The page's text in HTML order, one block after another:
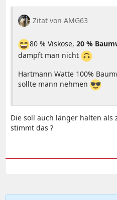
Zitat von AMG63
80 % Viskose, 20 %
dampft man nicht
Hartmann Watte 100%
sollte mann nehmen
Die soll auch länger halten
stimmt das ?